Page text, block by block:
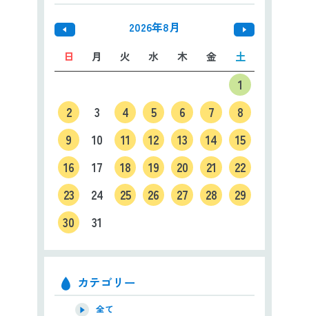
2026年8月
日 月 火 水 木 金 土
1
2
3 4 5 6 7
8
9
10 11 12 13 14
15
16
17 18 19 20 21
22
23
24 25 26 27 28
29
30
31
カテゴリー
全て